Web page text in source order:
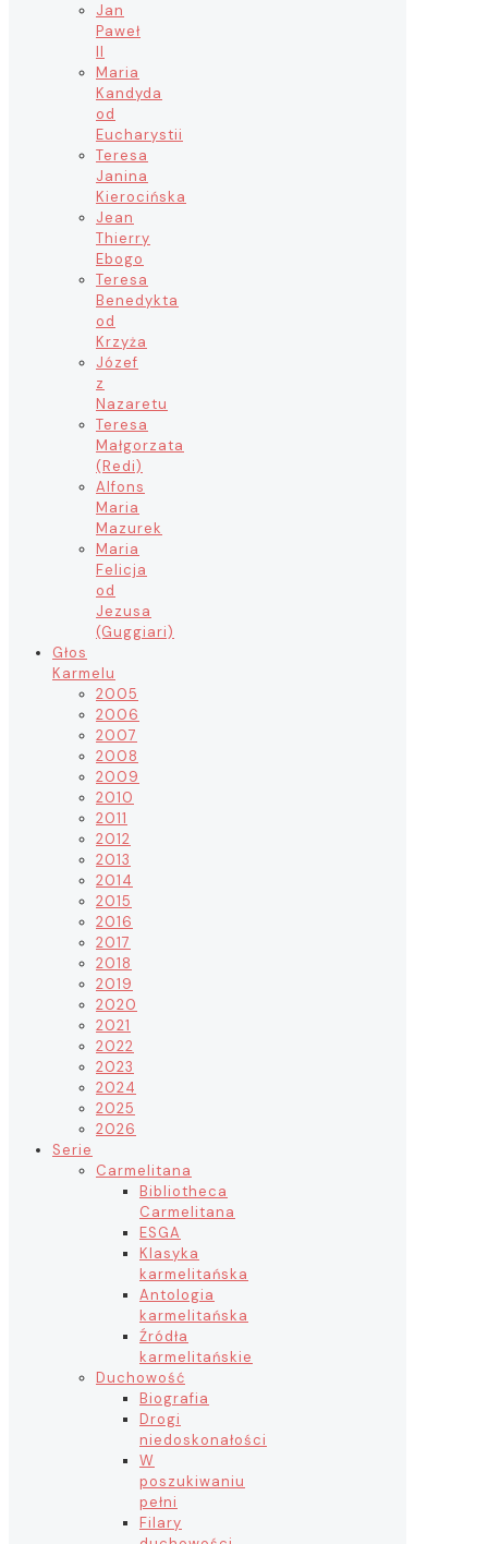
Jan
Paweł
II
Maria
Kandyda
od
Eucharystii
Teresa
Janina
Kierocińska
Jean
Thierry
Ebogo
Teresa
Benedykta
od
Krzyża
Józef
z
Nazaretu
Teresa
Małgorzata
(Redi)
Alfons
Maria
Mazurek
Maria
Felicja
od
Jezusa
(Guggiari)
Głos
Karmelu
2005
2006
2007
2008
2009
2010
2011
2012
2013
2014
2015
2016
2017
2018
2019
2020
2021
2022
2023
2024
2025
2026
Serie
Carmelitana
Bibliotheca
Carmelitana
ESGA
Klasyka
karmelitańska
Antologia
karmelitańska
Źródła
karmelitańskie
Duchowość
Biografia
Drogi
niedoskonałości
W
poszukiwaniu
pełni
Filary